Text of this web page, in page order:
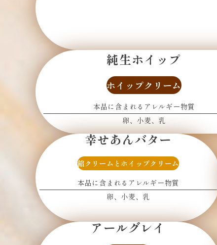
純生ホイップ
ホイップクリーム
本品に含まれるアレルギー物質
卵
小麦 乳
幸せあんバター
餡クリームと ホイップクリーム
本品に含まれるアレルギー物質
卵
小麦 乳
アールグレイ